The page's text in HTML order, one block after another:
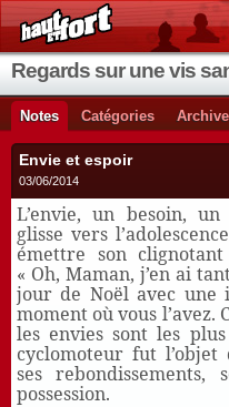
Regards sur une vis
Notes Catégories
Envie et espoir
03/06/2014
L’envie, un besoin,
glisse vers
émettre son
« Oh, Maman, j’en ai
jour de Noël avec une
moment où vous l’avez.
les envies sont les
cyclomoteur fut l’objet
ses
possession.